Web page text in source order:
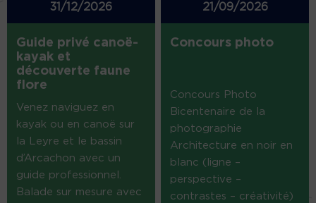
31/12/2026
Guide privé canoë-
kayak et
découverte faune
flore
Venez naviguez en
kayak ou en canoë sur
la Leyre et le bassin
d’Arcachon avec un
guide professionnel.
Balade sur mesure avec
21/09/2026
Concours photo
Concours Photo
Bicentenaire de la
photographie
Architecture en noir en
blanc (ligne –
perspective –
contrastes – créativité)